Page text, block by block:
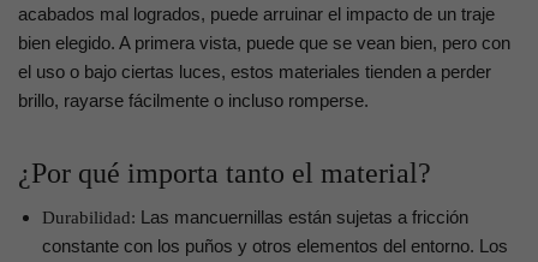
acabados mal logrados, puede arruinar el impacto de un traje
bien elegido. A primera vista, puede que se vean bien, pero con
el uso o bajo ciertas luces, estos materiales tienden a perder
brillo, rayarse fácilmente o incluso romperse.
¿Por qué importa tanto el material?
Durabilidad: Las mancuernillas están sujetas a fricción
constante con los puños y otros elementos del entorno. Los